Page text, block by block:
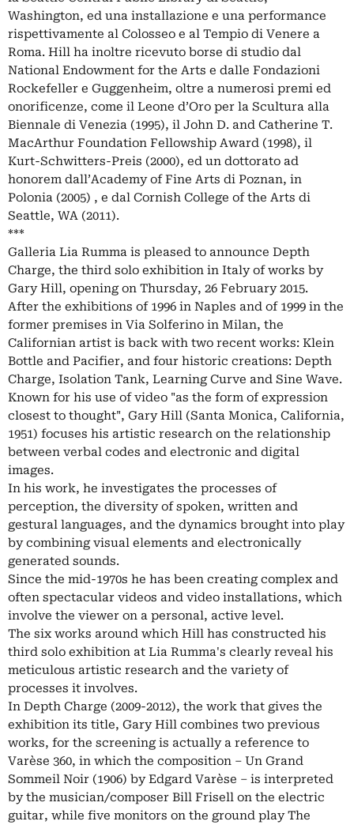
Washington, ed una installazione e una performance
rispettivamente al Colosseo e al Tempio di Venere a
Roma. Hill ha inoltre ricevuto borse di studio dal
National Endowment for the Arts e dalle Fondazioni
Rockefeller e Guggenheim, oltre a numerosi premi ed
onorificenze, come il Leone d’Oro per la Scultura alla
Biennale di Venezia (1995), il John D. and Catherine T.
MacArthur Foundation Fellowship Award (1998), il
Kurt-Schwitters-Preis (2000), ed un dottorato ad
honorem dall’Academy of Fine Arts di Poznan, in
Polonia (2005) , e dal Cornish College of the Arts di
Seattle, WA (2011).
***
Galleria Lia Rumma is pleased to announce Depth
Charge, the third solo exhibition in Italy of works by
Gary Hill, opening on Thursday, 26 February 2015.
After the exhibitions of 1996 in Naples and of 1999 in the
former premises in Via Solferino in Milan, the
Californian artist is back with two recent works: Klein
Bottle and Pacifier, and four historic creations: Depth
Charge, Isolation Tank, Learning Curve and Sine Wave.
Known for his use of video "as the form of expression
closest to thought", Gary Hill (Santa Monica, California,
1951) focuses his artistic research on the relationship
between verbal codes and electronic and digital
images.
In his work, he investigates the processes of
perception, the diversity of spoken, written and
gestural languages, and the dynamics brought into play
by combining visual elements and electronically
generated sounds.
Since the mid-1970s he has been creating complex and
often spectacular videos and video installations, which
involve the viewer on a personal, active level.
The six works around which Hill has constructed his
third solo exhibition at Lia Rumma's clearly reveal his
meticulous artistic research and the variety of
processes it involves.
In Depth Charge (2009-2012), the work that gives the
exhibition its title, Gary Hill combines two previous
works, for the screening is actually a reference to
Varèse 360, in which the composition – Un Grand
Sommeil Noir (1906) by Edgard Varèse – is interpreted
by the musician/composer Bill Frisell on the electric
guitar, while five monitors on the ground play The